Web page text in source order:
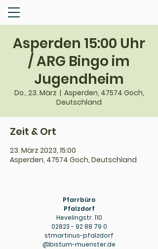
Asperden 15:00 Uhr
/ ARG Bingo im
Jugendheim
Do., 23. März
  |
Asperden, 47574 Goch,
Deutschland
Zeit & Ort
23. März 2023, 15:00
Asperden, 47574 Goch, Deutschland
Pfarrbüro
Pfalzdorf
Hevelingstr. 110
02823 - 92 88 79 0
stmartinus-pfalzdorf
@bistum-muenster.de